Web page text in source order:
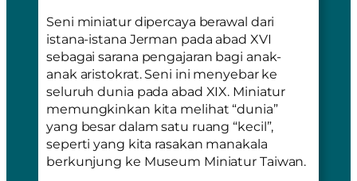
Seni miniatur dipercaya berawal dari
istana-istana Jerman pada abad XVI
sebagai sarana pengajaran bagi anak-
anak aristokrat. Seni ini menyebar ke
seluruh dunia pada abad XIX. Miniatur
memungkinkan kita melihat “dunia”
yang besar dalam satu ruang “kecil”,
seperti yang kita rasakan manakala
berkunjung ke Museum Miniatur Taiwan.